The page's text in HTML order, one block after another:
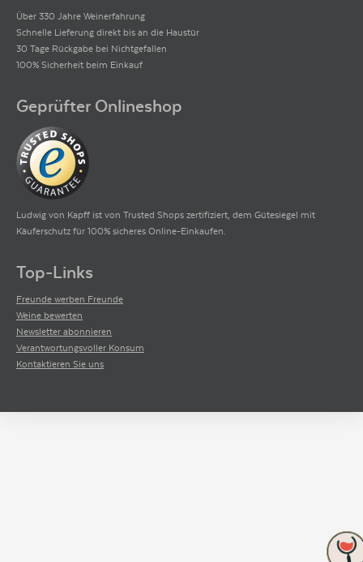
Über 330 Jahre Weinerfahrung
Schnelle Lieferung direkt bis an die Haustür
30 Tage Rückgabe bei Nichtgefallen
100% Sicherheit beim Einkauf
Geprüfter Onlineshop
Ludwig von Kapff ist von Trusted Shops zertifiziert, dem Gütesiegel mit
Käuferschutz für 100% sicheres Online-Einkaufen.
Top-Links
Freunde werben Freunde
Weine bewerten
Newsletter abonnieren
Verantwortungsvoller Konsum
Kontaktieren Sie uns